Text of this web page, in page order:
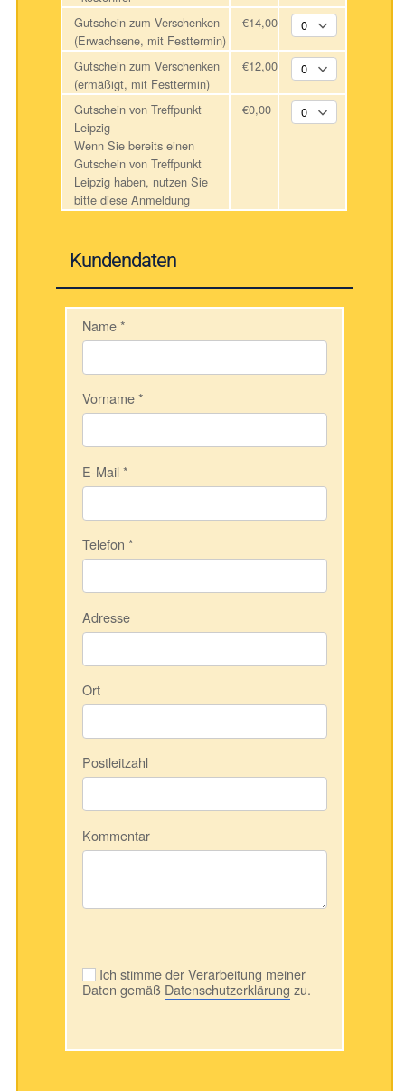
Gutschein zum Verschenken
(Erwachsene, mit Festtermin)
€14,00
Gutschein zum Verschenken
(ermäßigt, mit Festtermin)
€12,00
Gutschein von Treffpunkt
Leipzig
Wenn Sie bereits einen
Gutschein von Treffpunkt
Leipzig haben, nutzen Sie
bitte diese Anmeldung
€0,00
Kundendaten
Name*
Vorname*
E-Mail*
Telefon *
Adresse
Ort
Postleitzahl
Kommentar
Ich stimme der Verarbeitung meiner
Daten gemäß Datenschutzerklärung zu.